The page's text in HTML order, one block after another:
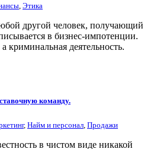
, Этика
другой человек, получающий
в бизнес-импотенции.
криминальная деятельность.
команду.
, Найм и персонал Продажи
в чистом виде никакой